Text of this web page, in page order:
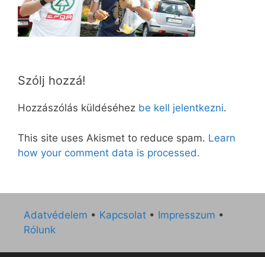
Szólj hozzá!
Hozzászólás küldéséhez be kell jelentkezni.
This site uses Akismet to reduce spam. Learn
how your comment data is processed.
Adatvédelem • Kapcsolat • Impresszum •
Rólunk